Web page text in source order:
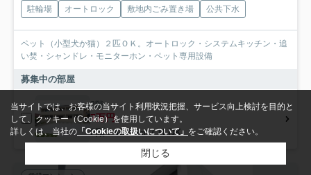
駐輪場 オートロック 敷地内ごみ置き場 公共下水
ペット（小型犬か猫）２匹ＯＫ。オートロック・システムキッチン・追
い焚・シャンドレ・モニターホン・ペット専用設備
募集中の部屋
2階
7万円
2階 / 40.58㎡ / 1LDK
当サイトでは、お客様の当サイト利用状況把握、サービス向上検討を目的と
して、クッキー（Cookie）を使用しています。
詳しくは、当社の 「Cookieの取扱いについて」 をご確認ください。
閉じる